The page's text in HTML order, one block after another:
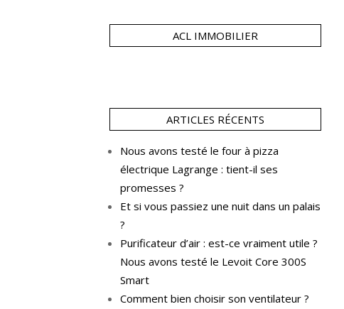
ACL IMMOBILIER
ARTICLES RÉCENTS
Nous avons testé le four à pizza
électrique Lagrange : tient-il ses
promesses ?
Et si vous passiez une nuit dans un palais
?
Purificateur d’air : est-ce vraiment utile ?
Nous avons testé le Levoit Core 300S
Smart
Comment bien choisir son ventilateur ?